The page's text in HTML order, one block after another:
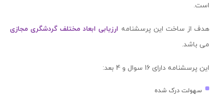
است.
هدف از ساخت این پرسشنامه ارزیابی ابعاد مختلف گردشگری مجازی
می باشد.
این پرسشنامه دارای 16 سوال و 4 بعد:
سهولت درک شده